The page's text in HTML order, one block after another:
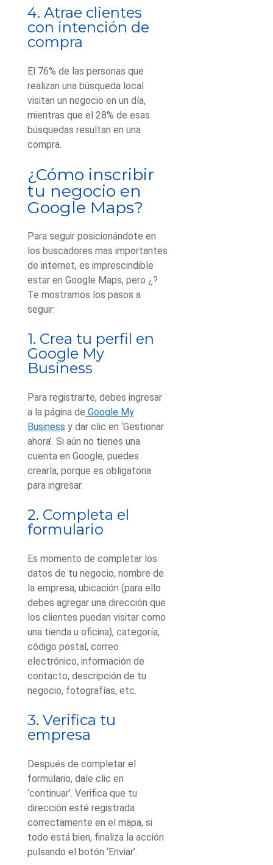
4. Atrae clientes
con intención de
compra
El 76% de las personas que
realizan una búsqueda local
visitan un negocio en un día,
mientras que el 28% de esas
búsquedas resultan en una
compra.
¿Cómo inscribir
tu negocio en
Google Maps?
Para seguir posicionándote en
los buscadores mas importantes
de internet, es imprescindible
estar en Google Maps, pero ¿?
Te mostramos los pasos a
seguir:
1. Crea tu perfil en
Google My
Business
Para registrarte, debes ingresar
a la página de Google My
Business y dar clic en ‘Gestionar
ahora’. Si aún no tienes una
cuenta en Google, puedes
crearla, porque es obligatoria
para ingresar.
2. Completa el
formulario
Es momento de completar los
datos de tu negocio, nombre de
la empresa, ubicación (para ello
debes agregar una dirección que
los clientes puedan visitar como
una tienda u oficina), categoría,
código postal, correo
electrónico, información de
contacto, descripción de tu
negocio, fotografías, etc.
3. Verifica tu
empresa
Después de completar el
formulario, dale clic en
‘continuar’. Verifica que tu
dirección esté registrada
correctamente en el mapa, si
todo está bien, finaliza la acción
pulsando el botón ‘Enviar’.